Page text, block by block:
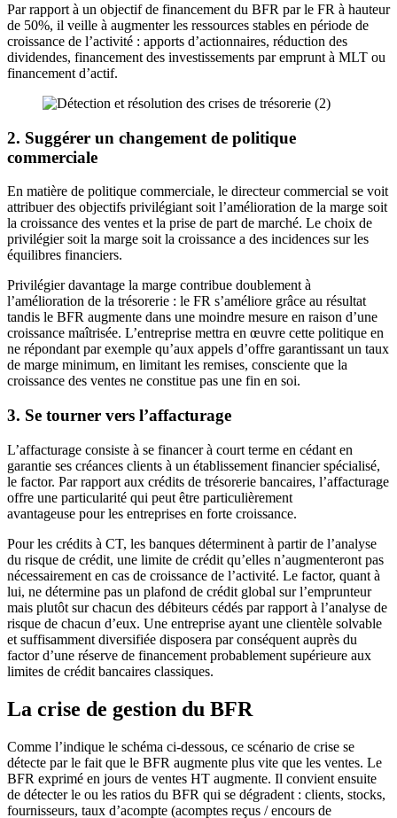
Par rapport à un objectif de financement du BFR par le FR à hauteur
de 50%, il veille à augmenter les ressources stables en période de
croissance de l’activité : apports d’actionnaires, réduction des
dividendes, financement des investissements par emprunt à MLT ou
financement d’actif.
2. Suggérer un changement de politique
commerciale
En matière de politique commerciale, le directeur commercial se voit
attribuer des objectifs privilégiant soit l’amélioration de la marge soit
la croissance des ventes et la prise de part de marché. Le choix de
privilégier soit la marge soit la croissance a des incidences sur les
équilibres financiers.
Privilégier davantage la marge contribue doublement à
l’amélioration de la trésorerie : le FR s’améliore grâce au résultat
tandis le BFR augmente dans une moindre mesure en raison d’une
croissance maîtrisée. L’entreprise mettra en œuvre cette politique en
ne répondant par exemple qu’aux appels d’offre garantissant un taux
de marge minimum, en limitant les remises, consciente que la
croissance des ventes ne constitue pas une fin en soi.
3. Se tourner vers l’affacturage
L’affacturage consiste à se financer à court terme en cédant en
garantie ses créances clients à un établissement financier spécialisé,
le factor. Par rapport aux crédits de trésorerie bancaires, l’affacturage
offre une particularité qui peut être particulièrement
avantageuse pour les entreprises en forte croissance.
Pour les crédits à CT, les banques déterminent à partir de l’analyse
du risque de crédit, une limite de crédit qu’elles n’augmenteront pas
nécessairement en cas de croissance de l’activité. Le factor, quant à
lui, ne détermine pas un plafond de crédit global sur l’emprunteur
mais plutôt sur chacun des débiteurs cédés par rapport à l’analyse de
risque de chacun d’eux. Une entreprise ayant une clientèle solvable
et suffisamment diversifiée disposera par conséquent auprès du
factor d’une réserve de financement probablement supérieure aux
limites de crédit bancaires classiques.
La crise de gestion du BFR
Comme l’indique le schéma ci-dessous, ce scénario de crise se
détecte par le fait que le BFR augmente plus vite que les ventes. Le
BFR exprimé en jours de ventes HT augmente. Il convient ensuite
de détecter le ou les ratios du BFR qui se dégradent : clients, stocks,
fournisseurs, taux d’acompte (acomptes reçus / encours de